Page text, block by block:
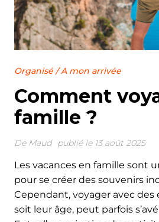
Organisé /A mon arrivée
Comment
famille ?
De Maud publié le 13 août 2025
Les vacances en famille sont
pour se créer des souvenirs
Cependant, voyager avec des
soit leur âge, peut parfois